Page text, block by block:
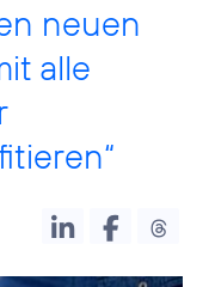
neuen
alle